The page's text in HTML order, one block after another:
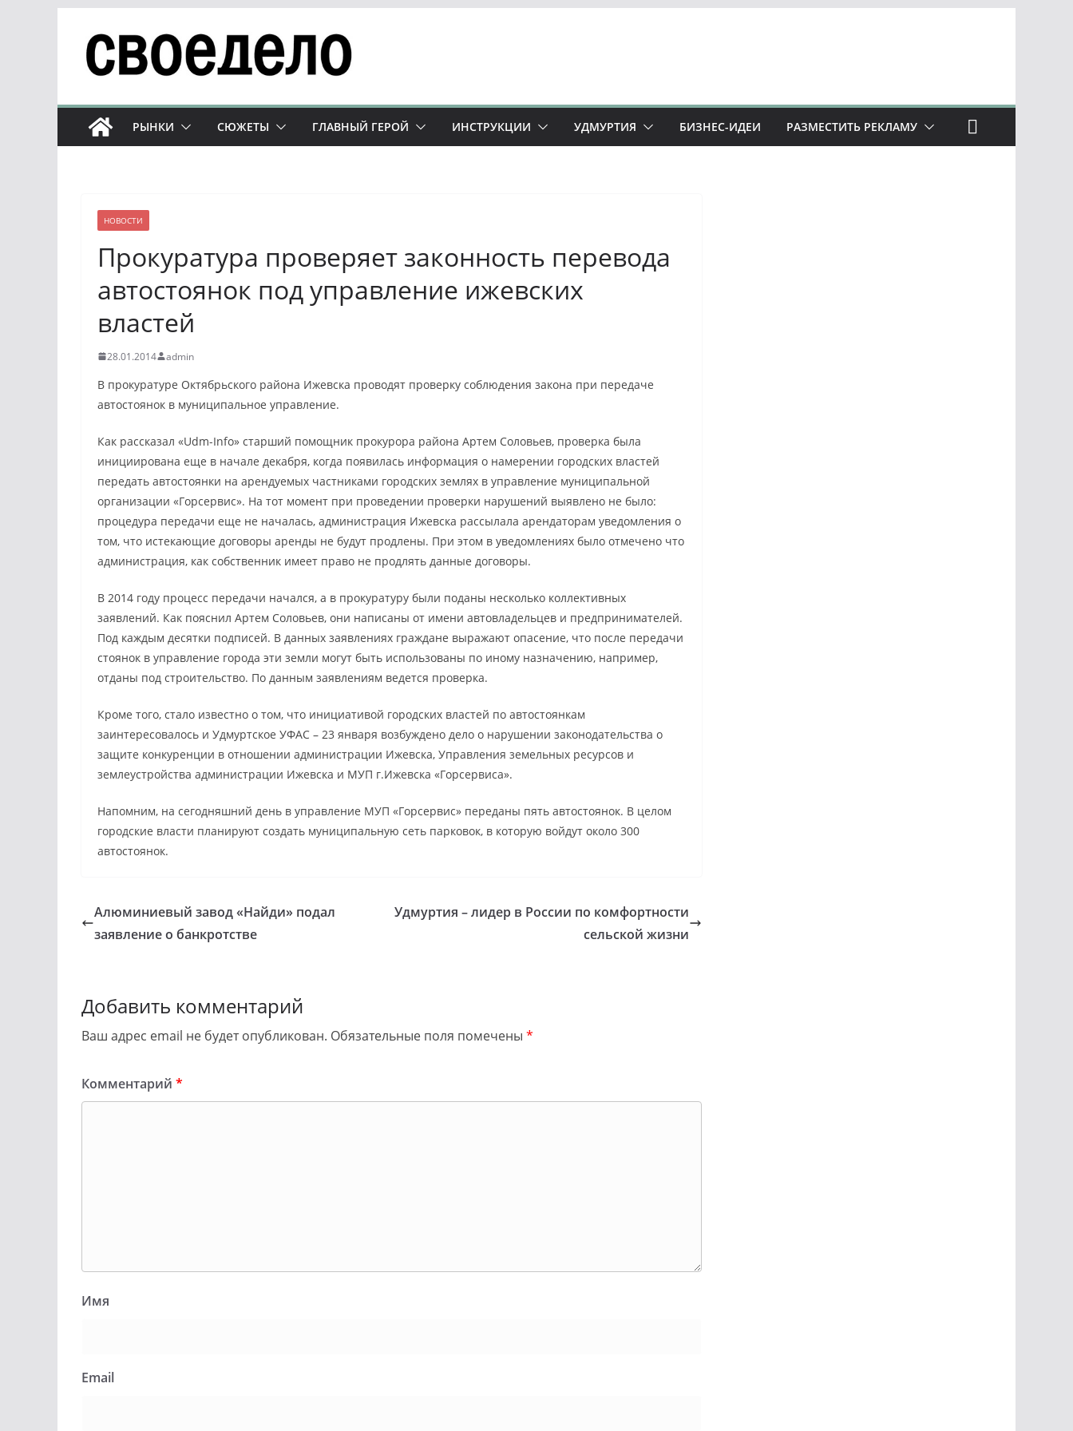
содержимому
РЫНКИ СЮЖЕТЫ ГЛАВНЫЙ ГЕРОЙ ИНСТРУКЦИИ УДМУРТИЯ БИЗНЕС-ИДЕИ РАЗМЕСТИТЬ РЕКЛАМУ
НОВОСТИ
Прокуратура проверяет законность перевода
автостоянок под управление ижевских
властей
28.01.2014 admin
В прокуратуре Октябрьского района Ижевска проводят проверку соблюдения закона при передаче
автостоянок в муниципальное управление.
Как рассказал «Udm-Info» старший помощник прокурора района Артем Соловьев, проверка была
инициирована еще в начале декабря, когда появилась информация о намерении городских властей
передать автостоянки на арендуемых частниками городских землях в управление муниципальной
организации «Горсервис». На тот момент при проведении проверки нарушений выявлено не было:
процедура передачи еще не началась, администрация Ижевска рассылала арендаторам уведомления о
том, что истекающие договоры аренды не будут продлены. При этом в уведомлениях было отмечено что
администрация, как собственник имеет право не продлять данные договоры.
В 2014 году процесс передачи начался, а в прокуратуру были поданы несколько коллективных
заявлений. Как пояснил Артем Соловьев, они написаны от имени автовладельцев и предпринимателей.
Под каждым десятки подписей. В данных заявлениях граждане выражают опасение, что после передачи
стоянок в управление города эти земли могут быть использованы по иному назначению, например,
отданы под строительство. По данным заявлениям ведется проверка.
Кроме того, стало известно о том, что инициативой городских властей по автостоянкам
заинтересовалось и Удмуртское УФАС – 23 января возбуждено дело о нарушении законодательства о
защите конкуренции в отношении администрации Ижевска, Управления земельных ресурсов и
землеустройства администрации Ижевска и МУП г.Ижевска «Горсервиса».
Напомним, на сегодняшний день в управление МУП «Горсервис» переданы пять автостоянок. В целом
городские власти планируют создать муниципальную сеть парковок, в которую войдут около 300
автостоянок.
Алюминиевый завод «Найди» подал
заявление о банкротстве
Удмуртия – лидер в России по комфортности
сельской жизни
Добавить комментарий
Ваш адрес email не будет опубликован. Обязательные поля помечены *
Комментарий *
Имя
Email